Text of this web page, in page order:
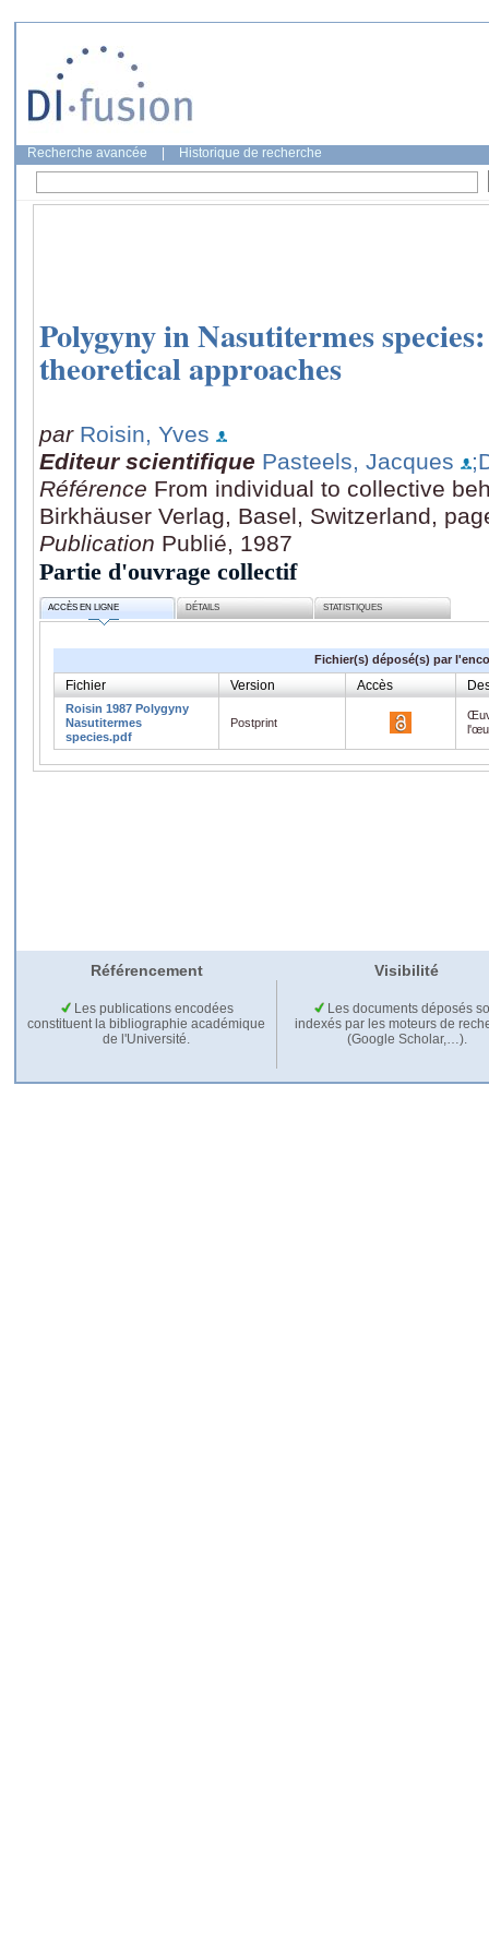
Recherche avancée Historique de recherche
Polygyny in Nasutitermes
theoretical approaches
par Roisin, Yves
Editeur scientifique Pasteels, Jacques
Référence From individual to collective
Birkhäuser Verlag, Basel, Switzerland,
Publication Publié, 1987
Partie d'ouvrage collectif
ACCÈS EN LIGNE DÉTAILS STATISTIQUES
Fichier(s) déposé(s) par
Fichier Version Accès
Roisin 1987 Polygyny
Nasutitermes
species.pdf
Postprint
Référencement Visibilité
Les publications encodées
constituent la bibliographie académique
de l'Université.
Les documents déposés
indexés par les moteurs de
(Google Scholar,…).